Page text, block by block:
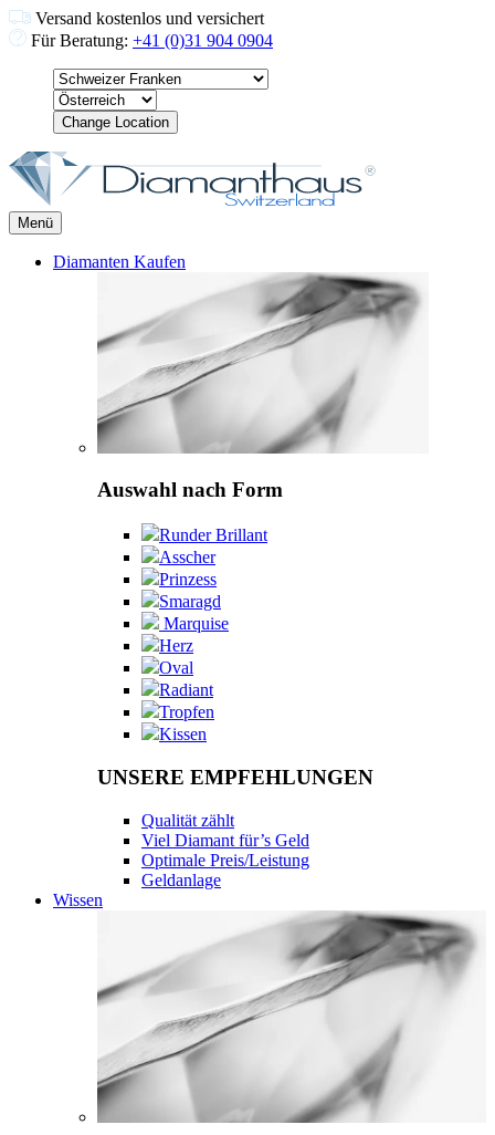
Versand kostenlos und versichert
Für Beratung: +41 (0)31 904 0904
Change Location
Menü
Diamanten Kaufen
Auswahl nach Form
Runder Brillant
Asscher
Prinzess
Smaragd
Marquise
Herz
Oval
Radiant
Tropfen
Kissen
UNSERE EMPFEHLUNGEN
Qualität zählt
Viel Diamant für’s Geld
Optimale Preis/Leistung
Geldanlage
Wissen